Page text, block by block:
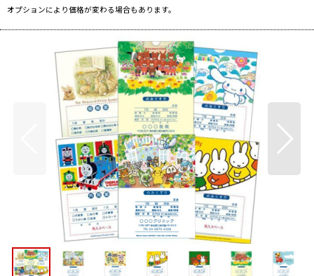
オプションにより価格が変わる場合もあります。